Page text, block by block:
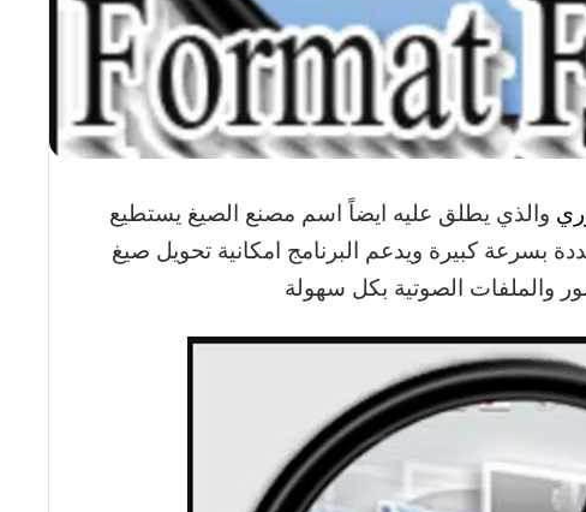
والذي يطلق عليه ايضاً اسم مصنع الصيغ يستطيع
بسرعة كبيرة ويدعم البرنامج امكانية تحويل صيغ
والملفات الصوتية بكل سهولة